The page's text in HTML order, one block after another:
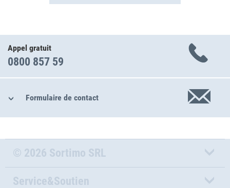
Appel gratuit
0800 857 59
Formulaire de contact
© 2026 Sortimo SRL
Service&Soutien